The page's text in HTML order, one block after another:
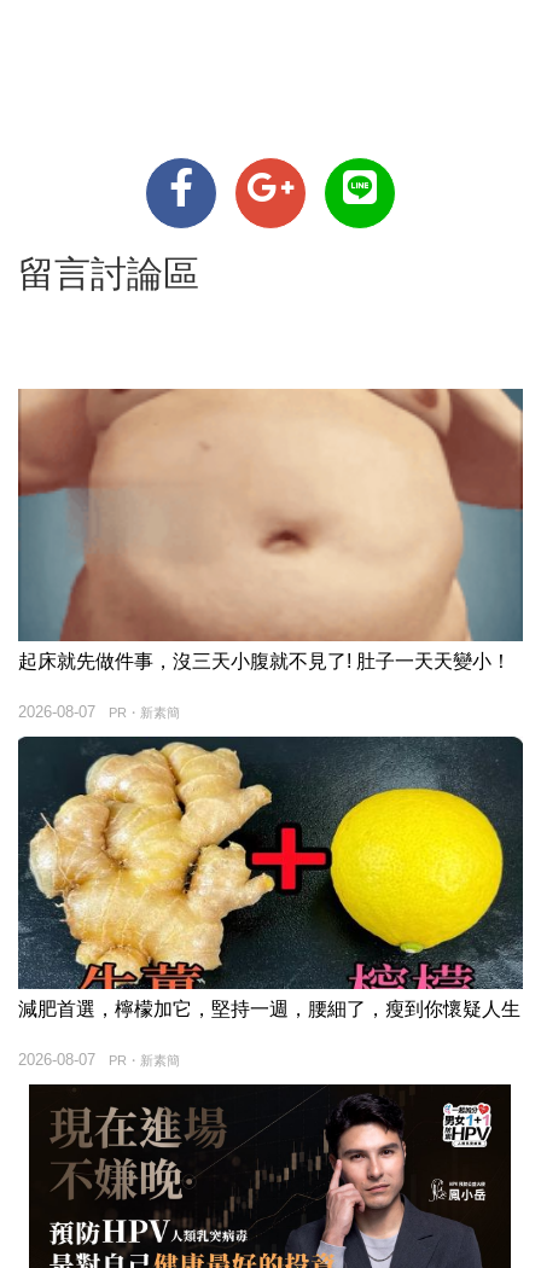
留言討論區
起床就先做件事，沒三天小腹就不見了! 肚子一天天變小！
PR・新素簡
2026-08-07
減肥首選，檸檬加它，堅持一週，腰細了，瘦到你懷疑人生
PR・新素簡
2026-08-07